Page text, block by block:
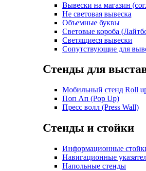
Вывески на магазин
Не световая вывеска
Объемные буквы
Световые короба
Светящиеся вывески
Сопутствующие для
Стенды для
Мобильный стенд Roll
Поп Ап (Pop Up)
Пресс волл (Press Wall)
Стенды и стойки
Информационные
Навигационные
Напольные стенды